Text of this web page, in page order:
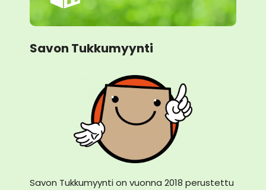
Savon Tukkumyynti
Savon Tukkumyynti on vuonna 2018 perustettu